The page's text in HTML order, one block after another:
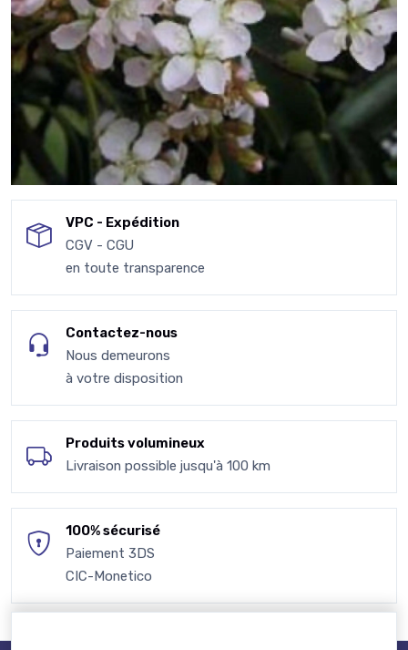
VPC - Expédition
CGV - CGU
en toute transparence
Contactez-nous
Nous demeurons
à votre disposition
Produits volumineux
Livraison possible jusqu'à 100 km
100% sécurisé
Paiement 3DS
CIC-Monetico